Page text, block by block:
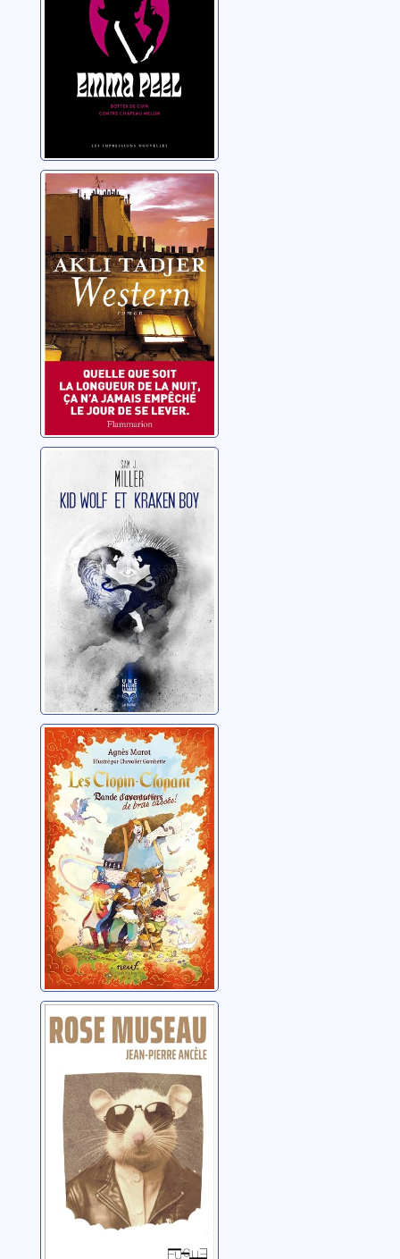
Western
Tadjer, Akli
Kid Wolf et
Kraken Boy
Miller, Sam J.
Les Clopin-
Clopant: Bande
de bras cassés !
Marot, Agnès
Rose museau
Ancèle, Jean-Pierre